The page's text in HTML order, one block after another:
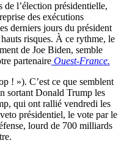
de l’élection présidentielle,
des exécutions
derniers jours du président
risques. À ce rythme, le
de Joe Biden, semble
partenaire Ouest-France.
! »). C’est ce que semblent
sortant Donald Trump les
qui ont rallié vendredi les
présidentiel, le vote par le
lourd de 700 milliards